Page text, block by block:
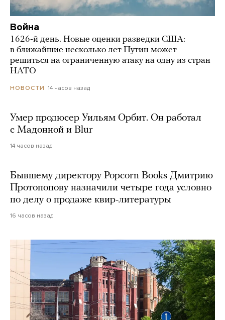
Война
1626-й день. Новые оценки разведки США:
в ближайшие несколько лет Путин может
решиться на ограниченную атаку на одну из стран
НАТО
НОВОСТИ 14 часов назад
Умер продюсер Уильям Орбит. Он работал
с Мадонной и Blur
14 часов назад
Бывшему директору Popcorn Books Дмитрию
Протопопову назначили четыре года условно
по делу о продаже квир-литературы
16 часов назад